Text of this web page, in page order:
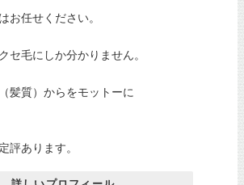
お任せください。
セ毛にしか分かりません。
髪質）からをモットーに
評あります。